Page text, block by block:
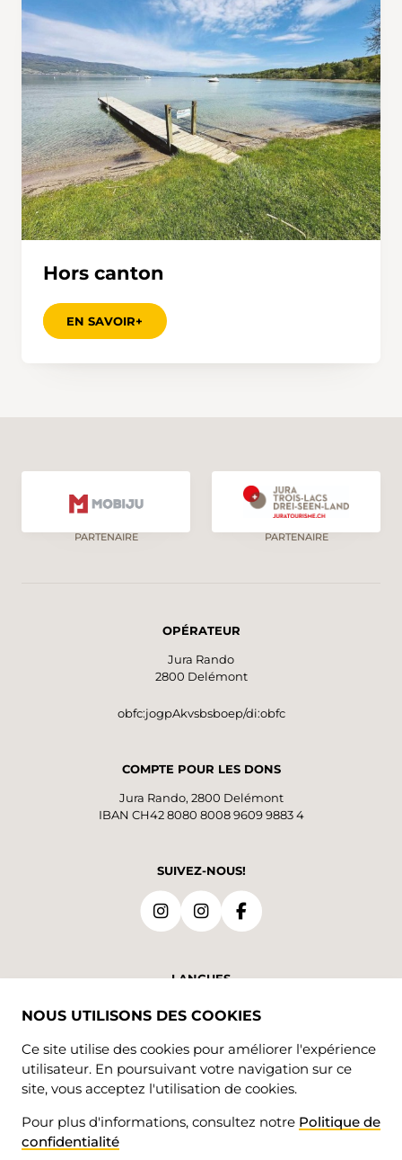
Hors canton
EN SAVOIR+
PARTENAIRE PARTENAIRE
OPÉRATEUR
Jura Rando
2800 Delémont
obfc:jogpAkvsbsboep/di:obfc
COMPTE POUR LES DONS
Jura Rando, 2800 Delémont
IBAN CH42 8080 8008 9609 9883 4
SUIVEZ-NOUS!
LANGUES
FR
NOUS UTILISONS DES COOKIES
Ce site utilise des cookies pour améliorer l'expérience
utilisateur. En poursuivant votre navigation sur ce
site, vous acceptez l'utilisation de cookies.
Pour plus d'informations, consultez notre Politique de
confidentialité